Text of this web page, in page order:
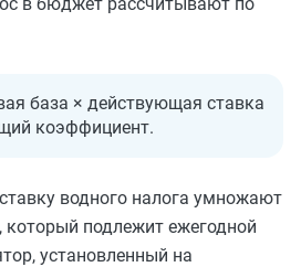
база × действующая ставка
коэффициент.
водного налога умножают
подлежит ежегодной
установленный на